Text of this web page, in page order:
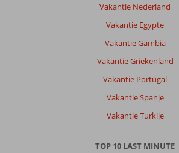
Vakantie Nederland
Vakantie Egypte
Vakantie Gambia
Vakantie Griekenland
Vakantie Portugal
Vakantie Spanje
Vakantie Turkije
TOP 10 LAST MINUTE